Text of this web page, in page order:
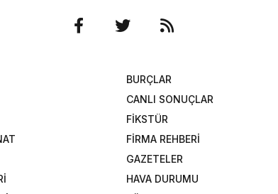
BURÇLAR
CANLI SONUÇLAR
FİKSTÜR
FİRMA REHBERİ
GAZETELER
HAVA DURUMU